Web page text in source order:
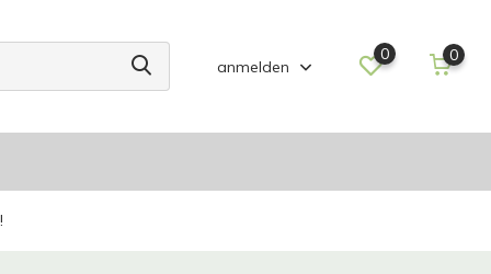
anmelden
0 0